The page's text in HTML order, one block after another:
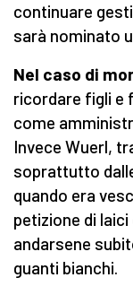
continuare
sarà nominato
Nel caso di
ricordare figli e
come
Invece Wuerl,
soprattutto
quando era
petizione di
andarsene
guanti bianchi.